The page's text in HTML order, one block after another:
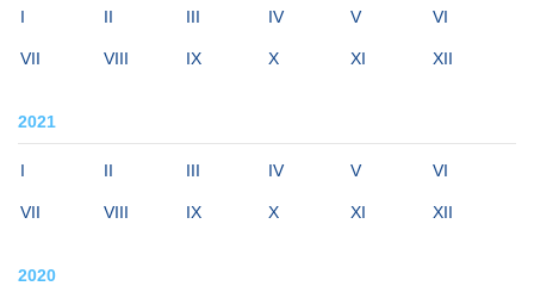
I II III IV V VI
VII VIII IX X XI XII
2021
I II III IV V VI
VII VIII IX X XI XII
2020